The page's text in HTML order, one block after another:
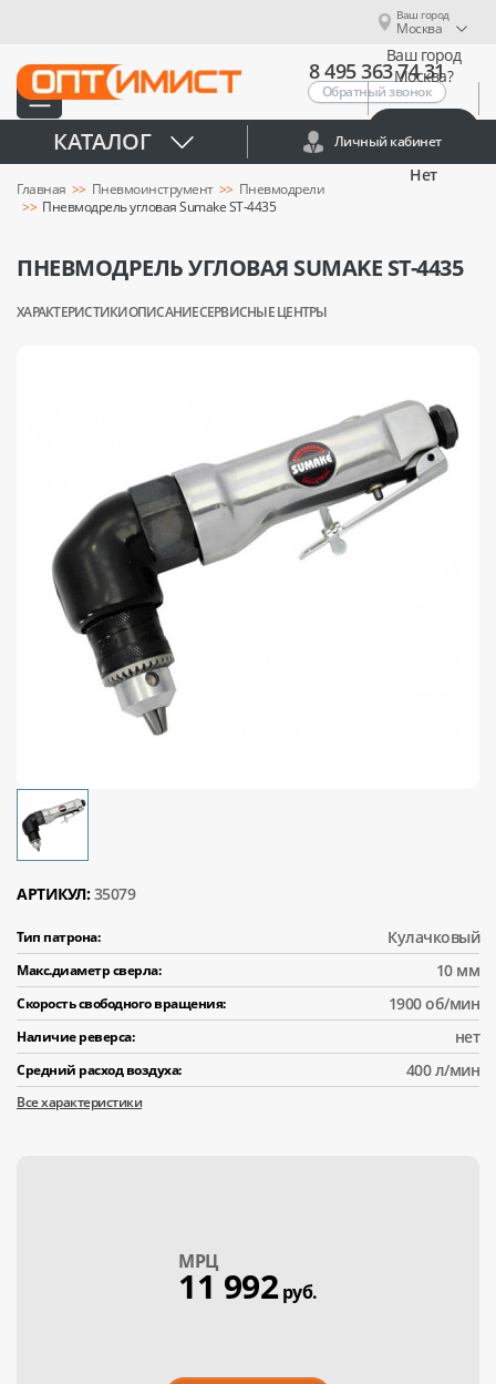
Ваш город
Москва
Ваш город
Москва?
Нет
8 495 363 74 31
Обратный звонок
КАТАЛОГ Личный кабинет
Главная Пневмоинструмент
Пневмодрели
Пневмодрель угловая Sumake ST-4435
ПНЕВМОДРЕЛЬ УГЛОВАЯ SUMAKE ST-4435
ХАРАКТЕРИСТИКИОПИСАНИЕСЕРВИСНЫЕ ЦЕНТРЫ
АРТИКУЛ: 35079
Тип патрона: Кулачковый
Макс.диаметр сверла: 10 мм
Скорость свободного вращения: 1900 об/мин
Наличие реверса: нет
Средний расход воздуха: 400 л/мин
Все характеристики
МPЦ
11 992руб.